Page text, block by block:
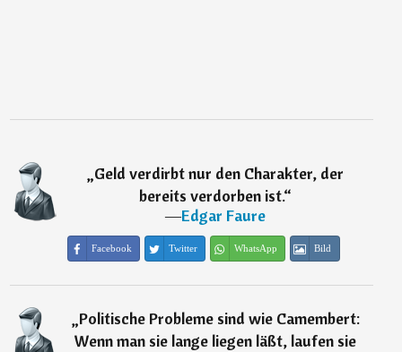
„Geld verdirbt nur den Charakter, der
bereits verdorben ist.“
―Edgar Faure
Facebook Twitter WhatsApp Bild
„Politische Probleme sind wie Camembert:
Wenn man sie lange liegen läßt, laufen sie